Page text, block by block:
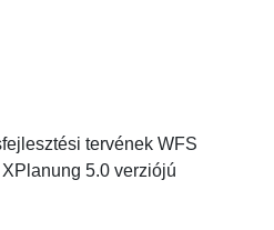
tervének WFS
5.0 verziójú